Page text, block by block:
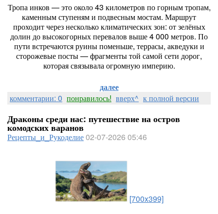
Тропаинков — этооколо43 километров погорнымтропам,
каменнымступенями подвесныммостам. Маршрут
проходитчерезнесколькоклиматическихзон: отзелёных
долин довысокогорныхперевалов выше4000 метров. По
пути встречаютсяруиныпоменьше, террасы, акведуки и
сторожевыепосты— фрагментытой самой сети дорог,
котораясвязывалаогромнуюимперию.
далее
комментарии: 0 понравилось! вверх^ к полной версии
Драконы среди нас: путешествие на остров
комодских варанов
Рецепты_и_Рукоделие02-07-2026 05:46
[700x399]